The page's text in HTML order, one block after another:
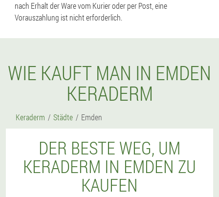
nach Erhalt der Ware vom Kurier oder per Post, eine
Vorauszahlung ist nicht erforderlich.
WIE KAUFT MAN IN EMDEN
KERADERM
Keraderm Städte Emden
DER BESTE WEG, UM
KERADERM IN EMDEN ZU
KAUFEN